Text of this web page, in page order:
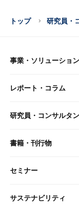
トップ 研究員・
事業・ソリューション
事業・ソリューシ
リサーチ
レポート・コラム
レポート・コラム
最新のレポート・
研究員・コンサルタ
研究員・コンサル
研究員
書籍・刊行物
書籍・刊行物 トッ
書籍
セミナー
セミナー トップ
サステナビリティ